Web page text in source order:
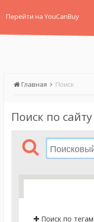
Перейти на YouCanBuy
Главная Поиск
Поиск по сайту
Поиск по тегам